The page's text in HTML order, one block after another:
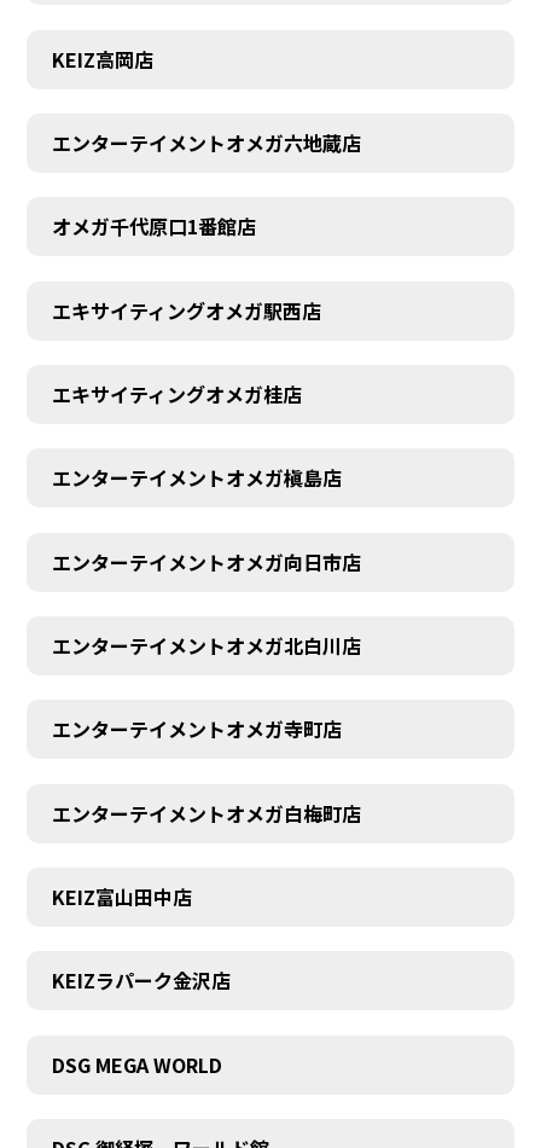
KEIZ高岡店
エンターテイメントオメガ六地蔵店
オメガ千代原口1番館店
エキサイティングオメガ駅西店
エキサイティングオメガ桂店
エンターテイメントオメガ槇島店
エンターテイメントオメガ向日市店
エンターテイメントオメガ北白川店
エンターテイメントオメガ寺町店
エンターテイメントオメガ白梅町店
KEIZ富山田中店
KEIZラパーク金沢店
DSG MEGA WORLD